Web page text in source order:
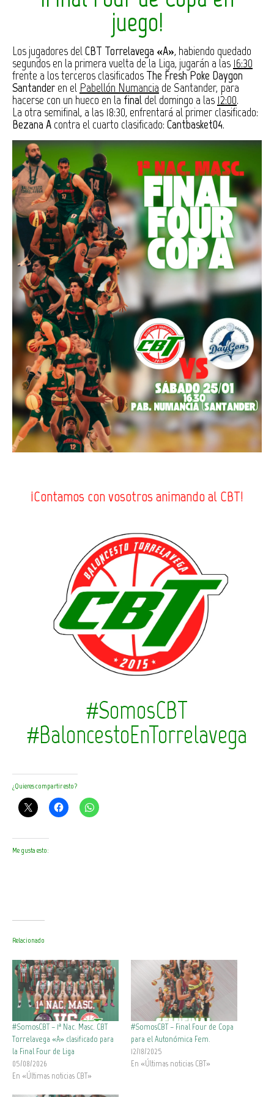
juego!
Los jugadores delCBT Torrelavega «A», habiendo quedado
segundos en la primera vuelta de la Liga, jugarán a las 16:30
frente a los terceros clasificados The Fresh Poke Daygon
Santander en el Pabellón Numancia de Santander, para
hacerse con un hueco en la final del domingo a las 12:00.
La otra semifinal, a las 18:30, enfrentará al primer clasificado:
Bezana A contra el cuarto clasificado: Cantbasket04.
¡Contamos con vosotros animando al CBT!
#SomosCBT
#BaloncestoEnTorrelavega
¿Quieres compartir esto?
Me gusta esto:
Relacionado
#SomosCBT – 1ª Nac. Masc. CBT
Torrelavega «A» clasificado para
la Final Four de Liga
05/08/2026
En «Últimas noticias CBT»
#SomosCBT – Final Four de Copa
para el Autonómica Fem.
12/18/2025
En «Últimas noticias CBT»